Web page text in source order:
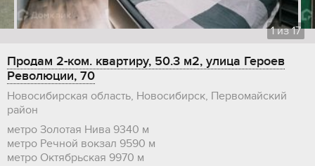
1из17
Продам 2-ком. квартиру, 50.3 м2, улица Героев
Революции, 70
Новосибирская область, Новосибирск, Первомайский
район
метро Золотая Нива 9340 м
метро Речной вокзал 9590 м
метро Октябрьская 9970 м